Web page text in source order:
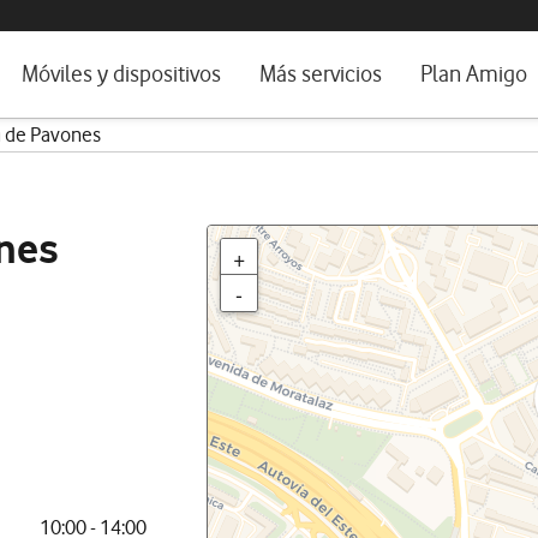
e idioma
TV
Móviles y dispositivos
Móviles
Más servicios Plan Amigo
Pavones
10:00 - 14:00
+
-